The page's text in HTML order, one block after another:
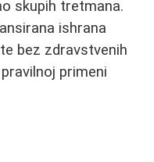
skupih tretmana.
ishrana
bez zdravstvenih
primeni